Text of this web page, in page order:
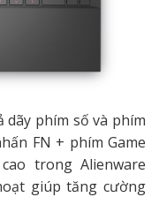
phím số và phím
FN + phím Game
trong Alienware
giúp tăng cường